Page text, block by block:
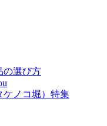
の選び方
ケノコ堀）特集